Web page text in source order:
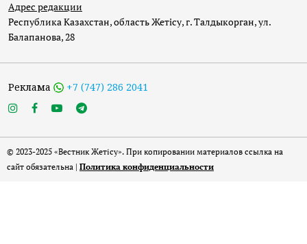
Адрес редакции
Республика Казахстан, область Жетісу, г. Талдыкорган, ул.
Балапанова, 28
Реклама +7 (747) 286 2041
© 2023-2025 «Вестник Жетісу». При копировании материалов ссылка на
сайт обязательна | Политика конфиденциальности